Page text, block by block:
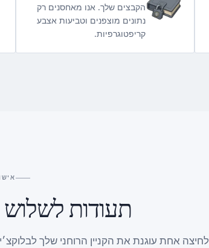
הקבצים שלך. אנו מאחסנים רק
נתונים מוצפנים וטביעות אצבע
קריפטוגרפיות.
תעודות
לחיצה אחת עוגנת את הקניין הרוחני שלך